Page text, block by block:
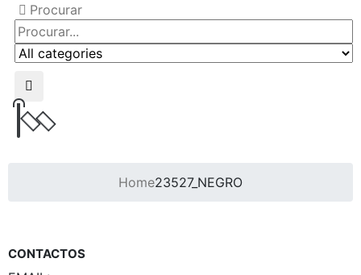
Procurar
Home23527_NEGRO
CONTACTOS